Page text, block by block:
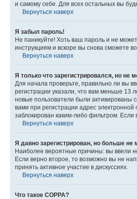
и самому себе. Для всех остальных вы
Вернуться наверх
Я забыл пароль!
Не паникуйте! Хоть ваш пароль и не
инструкциям и вскоре вы снова сможете
Вернуться наверх
Я только что зарегистрировался, но не
Для начала проверьте, правильно ли вы
регистрации указали, что вам меньше 13
новые пользователи были активированы
вами при регистрации адрес
заблокирован каким-либо фильтром.
Вернуться наверх
Я давно зарегистрирован, но больше не
Наиболее вероятные причины: вы ввели
Если верно второе, то возможно вы не
принять активное участие в дискуссиях.
Вернуться наверх
Что такое COPPA?